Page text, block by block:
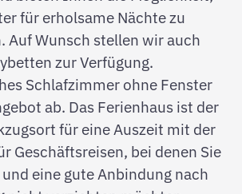
für erholsame Nächte zu
Auf Wunsch stellen wir auch
zur Verfügung.
Schlafzimmer ohne Fenster
ab. Das Ferienhaus ist der
für eine Auszeit mit der
Geschäftsreisen, bei denen Sie
eine gute Anbindung nach